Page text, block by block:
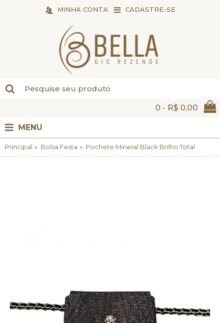
MINHA CONTA CADASTRE-SE
0 - R$ 0,00
MENU
Principal Bolsa Festa Pochete Mineral Black Brilho Total